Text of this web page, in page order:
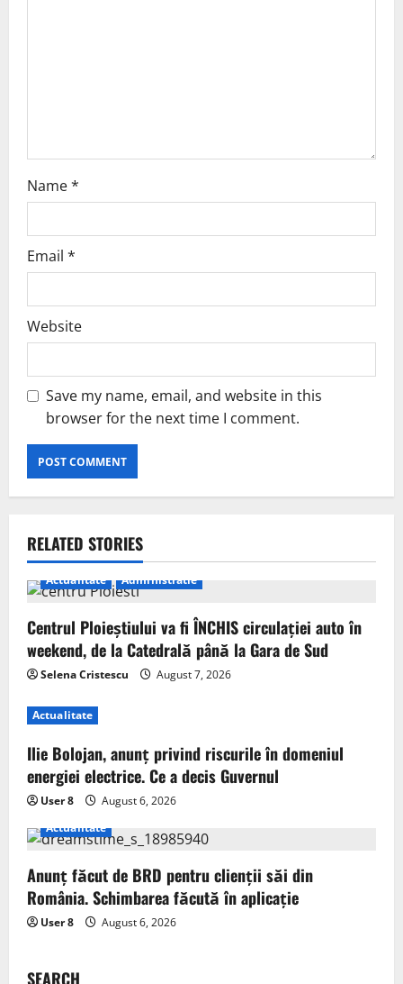
Name*
Email *
Website
Save my name, email, and website in this
browser for the next time I comment.
RELATED STORIES
Actualitate Administratie
Centrul Ploieștiului va fi ÎNCHIS circulației auto în
weekend, de la Catedrală până la Gara de Sud
Selena Cristescu August 7, 2026
Actualitate
Ilie Bolojan, anunț privind riscurile în domeniul
energiei electrice. Ce a decis Guvernul
User 8
August 6, 2026
Actualitate
Anunț făcut de BRD pentru clienții săi din
România. Schimbarea făcută în aplicație
User 8 August 6, 2026
SEARCH